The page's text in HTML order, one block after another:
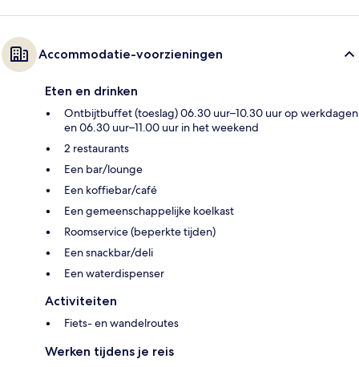
Accommodatie-voorzieningen
Eten en drinken
Ontbijtbuffet (toeslag) 06.30 uur–10.30 uur op werkdagen
en 06.30 uur–11.00 uur in het weekend
2 restaurants
Een bar/lounge
Een koffiebar/café
Een gemeenschappelijke koelkast
Roomservice (beperkte tijden)
Een snackbar/deli
Een waterdispenser
Activiteiten
Fiets- en wandelroutes
Werken tijdens je reis